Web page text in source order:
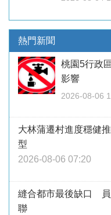
熱門新聞
桃園5行政
影響
2026-08-06
大林蒲遷村進度穩健
型
2026-08-06 07:20
縫合都市最後缺口 員
聯